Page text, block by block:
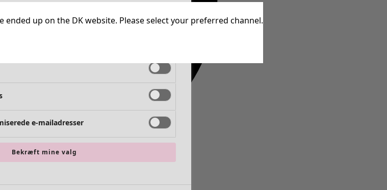
up on the DK website. Please select your preferred channel.
cookies Altid aktive
e-mailadresser
Bekræft mine valg